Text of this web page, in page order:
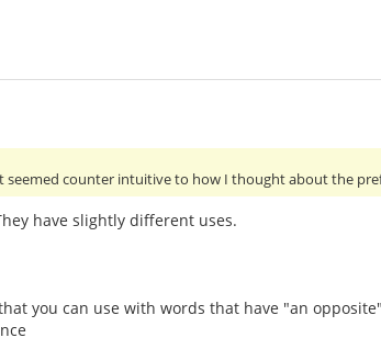
seemed counter intuitive to how I thought about the
have slightly different uses.
you can use with words that have "an